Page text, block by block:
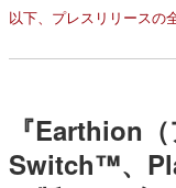
以下、プレスリリースの
『Earthion
Switch™、